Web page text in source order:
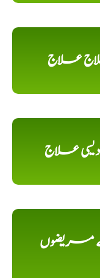
علاج
دیسی علاج
مریضوں